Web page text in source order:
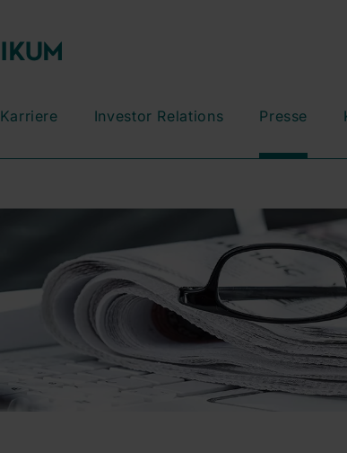
Karriere Investor Relations Presse